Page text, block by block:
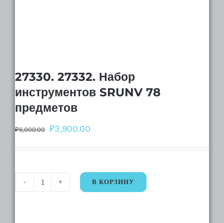
27330. 27332. Набор
инструментов SRUNV 78
предметов
₽6,000.00 ₽3,900.00
Количество
В КОРЗИНУ